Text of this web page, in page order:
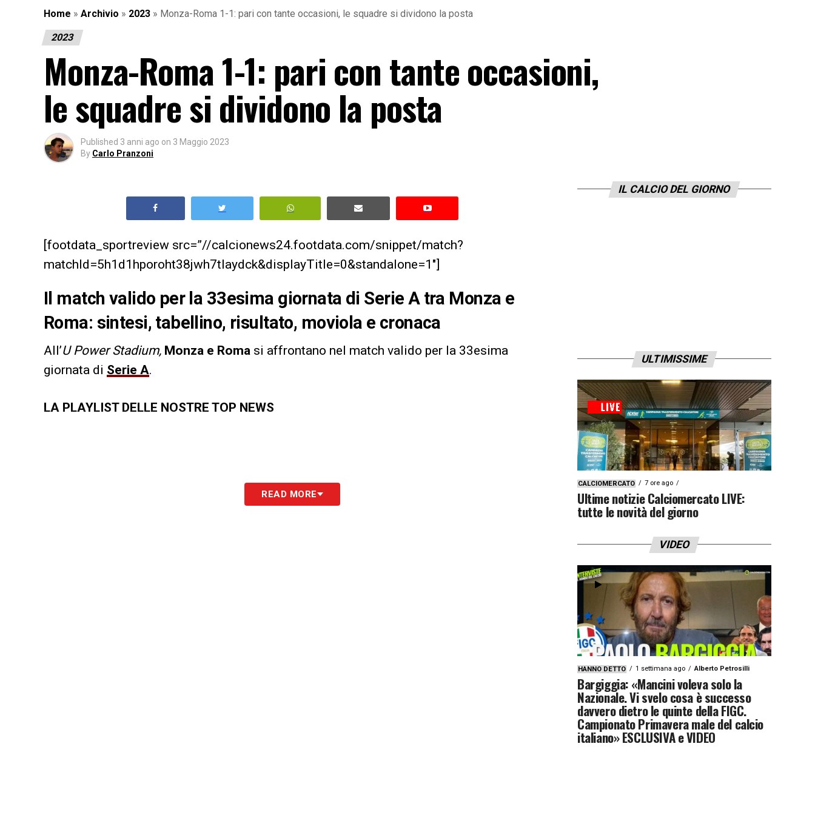
Home » Archivio » 2023 » Monza-Roma 1-1: pari con tante occasioni, le squadre si dividono la posta
2023
Monza-Roma 1-1: pari con tante occasioni,
le squadre si dividono la posta
Published 3 anni ago on 3 Maggio 2023
By Carlo Pranzoni
[footdata_sportreview src=”//calcionews24.footdata.com/snippet/match?
matchId=5h1d1hporoht38jwh7tlaydck&displayTitle=0&standalone=1″]
Il match valido per la 33esima giornata di Serie A tra Monza e
Roma: sintesi, tabellino, risultato, moviola e cronaca
All’U Power Stadium, Monza e Roma si affrontano nel match valido per la 33esima
giornata di Serie A.
LA PLAYLIST DELLE NOSTRE TOP NEWS
READ MORE
IL CALCIO DEL GIORNO
ULTIMISSIME
CALCIOMERCATO 7 ore ago
Ultime notizie Calciomercato LIVE:
tutte le novità del giorno
VIDEO
HANNO DETTO 1 settimana ago Alberto Petrosilli
Bargiggia: «Mancini voleva solo la
Nazionale. Vi svelo cosa è successo
davvero dietro le quinte della FIGC.
Campionato Primavera male del calcio
italiano» ESCLUSIVA e VIDEO